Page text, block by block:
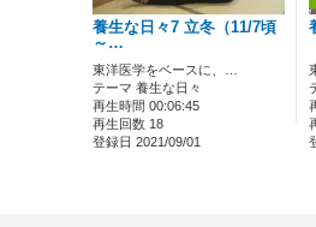
養生な日々7 立冬（11/7頃
～…
東洋医学をベースに、…
テーマ 養生な日々
再生時間 00:06:45
再生回数 18
登録日 2021/09/01